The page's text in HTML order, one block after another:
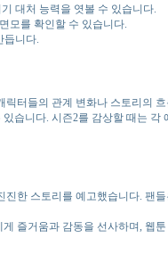
대처 능력을 엿볼 수 있습니다.
모를 확인할 수 있습니다.
듭니다.
터들의 관계 변화나 스토리의
습니다. 시즌2를 감상할 때는
한 스토리를 예고했습니다. 팬
즐거움과 감동을 선사하며, 웹